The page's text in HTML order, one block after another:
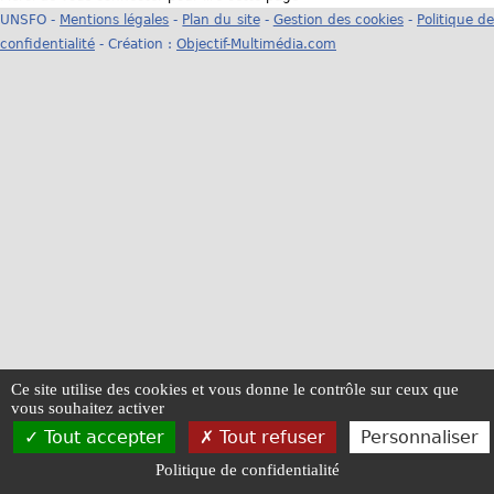
u
UNSFO - Mentions légales - Plan du site- Gestion des cookies- Politique de
confidentialité - Création : Objectif-Multimédia.com
Ce site utilise des cookies et vous donne le contrôle sur ceux que
vous souhaitez activer
Tout accepter Tout refuser Personnaliser
Politique de confidentialité